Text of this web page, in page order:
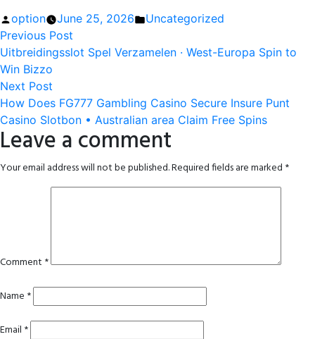
Posted
by
option June 25, 2026
Posted
Uncategorized
Post
navigation
Previous Post
post:
Uitbreidingsslot Spel Verzamelen · West-Europa Spin to
Win Bizzo
Next Post
post:
How Does FG777 Gambling Casino Secure Insure Punt
Casino Slotbon • Australian area Claim Free Spins
Leave a comment
Your email address will not be published.Required fields are marked *
Comment *
Name *
Email *